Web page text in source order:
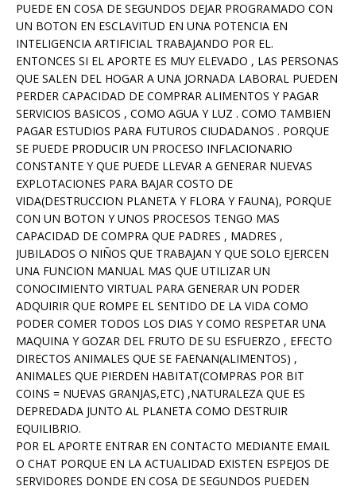
PUEDE EN COSA DE SEGUNDOS DEJAR PROGRAMADO CON
UN BOTON EN ESCLAVITUD EN UNA POTENCIA EN
INTELIGENCIA ARTIFICIAL TRABAJANDO POR EL.
ENTONCES SI EL APORTE ES MUY ELEVADO , LAS PERSONAS
QUE SALEN DEL HOGAR A UNA JORNADA LABORAL PUEDEN
PERDER CAPACIDAD DE COMPRAR ALIMENTOS Y PAGAR
SERVICIOS BASICOS , COMO AGUA Y LUZ . COMO TAMBIEN
PAGAR ESTUDIOS PARA FUTUROS CIUDADANOS . PORQUE
SE PUEDE PRODUCIR UN PROCESO INFLACIONARIO
CONSTANTE Y QUE PUEDE LLEVAR A GENERAR NUEVAS
EXPLOTACIONES PARA BAJAR COSTO DE
VIDA(DESTRUCCION PLANETA Y FLORA Y FAUNA), PORQUE
CON UN BOTON Y UNOS PROCESOS TENGO MAS
CAPACIDAD DE COMPRA QUE PADRES , MADRES ,
JUBILADOS O NIÑOS QUE TRABAJAN Y QUE SOLO EJERCEN
UNA FUNCION MANUAL MAS QUE UTILIZAR UN
CONOCIMIENTO VIRTUAL PARA GENERAR UN PODER
ADQUIRIR QUE ROMPE EL SENTIDO DE LA VIDA COMO
PODER COMER TODOS LOS DIAS Y COMO RESPETAR UNA
MAQUINA Y GOZAR DEL FRUTO DE SU ESFUERZO , EFECTO
DIRECTOS ANIMALES QUE SE FAENAN(ALIMENTOS) ,
ANIMALES QUE PIERDEN HABITAT(COMPRAS POR BIT
COINS = NUEVAS GRANJAS,ETC) ,NATURALEZA QUE ES
DEPREDADA JUNTO AL PLANETA COMO DESTRUIR
EQUILIBRIO.
POR EL APORTE ENTRAR EN CONTACTO MEDIANTE EMAIL
O CHAT PORQUE EN LA ACTUALIDAD EXISTEN ESPEJOS DE
SERVIDORES DONDE EN COSA DE SEGUNDOS PUEDEN